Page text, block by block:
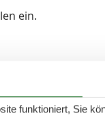
ein.
dürfen
u. Trockner.
funktioniert, Sie